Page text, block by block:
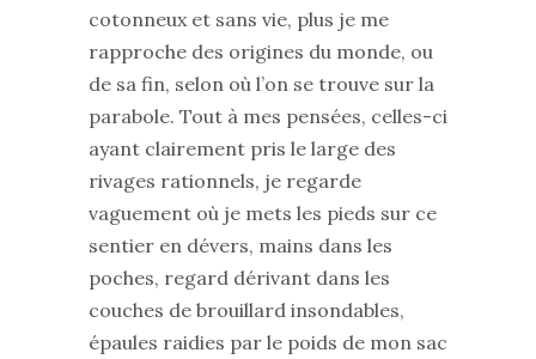
cotonneux et sans vie, plus je me
rapproche des origines du monde, ou
de sa fin, selon où l’on se trouve sur la
parabole. Tout à mes pensées, celles-ci
ayant clairement pris le large des
rivages rationnels, je regarde
vaguement où je mets les pieds sur ce
sentier en dévers, mains dans les
poches, regard dérivant dans les
couches de brouillard insondables,
épaules raidies par le poids de mon sac